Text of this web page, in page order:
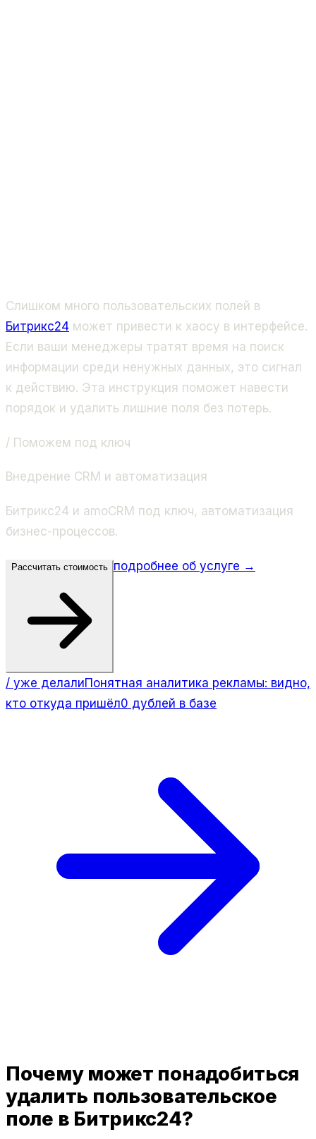
Слишком много пользовательских полей в
Битрикс24 может привести к хаосу в интерфейсе.
Если ваши менеджеры тратят время на поиск
информации среди ненужных данных, это сигнал
к действию. Эта инструкция поможет навести
порядок и удалить лишние поля без потерь.
/ Поможем под ключ
Внедрение CRM и автоматизация
Битрикс24 и amoCRM под ключ, автоматизация
бизнес-процессов.
Рассчитать стоимость подробнее об услуге →
/ уже делалиПонятная аналитика рекламы: видно,
кто откуда пришёл0 дублей в базе
Почему может понадобиться
удалить пользовательское
поле в Битрикс24?